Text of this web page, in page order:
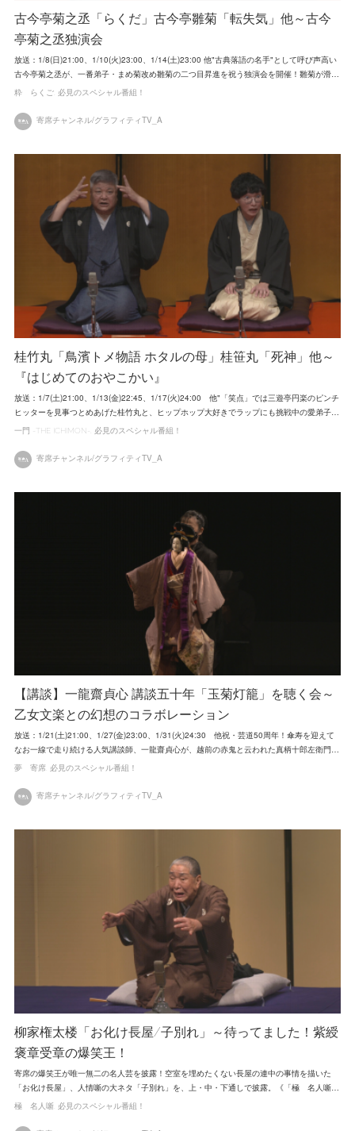
古今亭菊之丞「らくだ」古今亭雛菊「転失気」他～古今
亭菊之丞独演会
放送：1/8(日)21:00、1/10(火)23:00、1/14(土)23:00 他"古典落語の名手"として呼び声高い
古今亭菊之丞が、一番弟子・まめ菊改め雛菊の二つ目昇進を祝う独演会を開催！雛菊が滑…
粋 らくご 必見のスペシャル番組！
寄席チャンネル/グラフィティTV_A
桂竹丸「鳥濱トメ物語 ホタルの母」桂笹丸「死神」他～
『はじめてのおやこかい』
放送：1/7(土)21:00、1/13(金)22:45、1/17(火)24:00 他"「笑点」では三遊亭円楽のピンチ
ヒッターを見事つとめあげた桂竹丸と、ヒップホップ大好きでラップにも挑戦中の愛弟子…
一門 -THE ICHIMON- 必見のスペシャル番組！
寄席チャンネル/グラフィティTV_A
【講談】一龍齋貞心 講談五十年「玉菊灯籠」を聴く会～
乙女文楽との幻想のコラボレーション
放送：1/21(土)21:00、1/27(金)23:00、1/31(火)24:30 他祝・芸道50周年！傘寿を迎えて
なお一線で走り続ける人気講談師、一龍齋貞心が、越前の赤鬼と云われた真柄十郎左衛門…
夢 寄席 必見のスペシャル番組！
寄席チャンネル/グラフィティTV_A
柳家権太楼「お化け長屋/子別れ」～待ってました！紫綬
褒章受章の爆笑王！
寄席の爆笑王が唯一無二の名人芸を披露！空室を埋めたくない長屋の連中の事情を描いた
「お化け長屋」、人情噺の大ネタ「子別れ」を、上・中・下通しで披露。《「極 名人噺…
極 名人噺 必見のスペシャル番組！